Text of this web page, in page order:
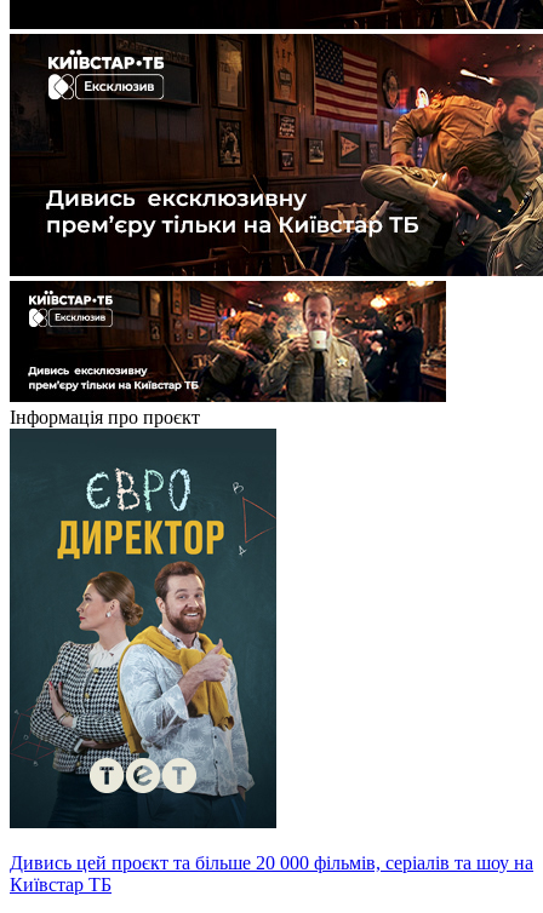
Інформація про проєкт
Дивись цей проєкт та більше 20 000 фільмів, серіалів та шоу на
Київстар ТБ